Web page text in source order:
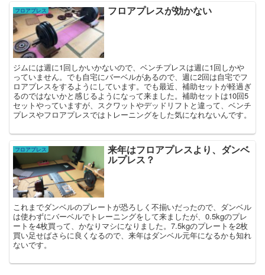
フロアプレス フロアプレスが効かない
ジムには週に1回しかいかないので、ベンチプレスは週に1回しかや
っていません。でも自宅にバーベルがあるので、週に2回は自宅でフ
ロアプレスをするようにしています。でも最近、補助セットが軽過ぎ
るのではないかと感じるようになって来ました。補助セットは10回5
セットやっていますが、スクワットやデッドリフトと違って、ベンチ
プレスやフロアプレスではトレーニングをした気になれないんです。
フロアプレス 来年はフロアプレスより、ダンベ
ルプレス？
これまでダンベルのプレートが恐ろしく不揃いだったので、ダンベル
は使わずにバーベルでトレーニングをして来ましたが、0.5kgのプレ
ートを4枚買って、かなりマシになりました。7.5kgのプレートを2枚
買い足せばさらに良くなるので、来年はダンベル元年になるかも知れ
ないです。